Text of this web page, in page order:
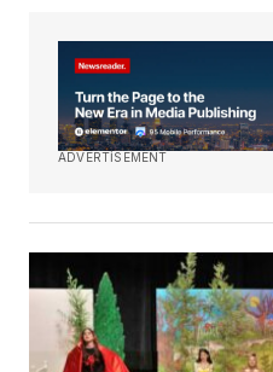
ADVERTISEMENT